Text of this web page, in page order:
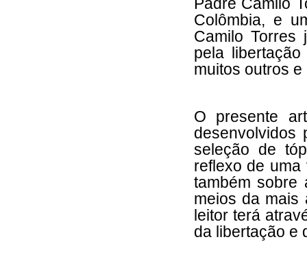
Padre Camilo
Colômbia, e
Camilo Torres
pela
muitos outros
O presente
desenvolvidos
seleção de
reflexo de
também sobre
meios da mais
leitor terá
da libertação e